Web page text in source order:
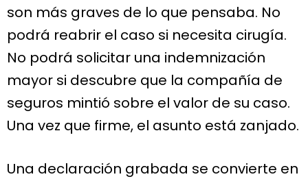
son más graves de lo que pensaba. No
podrá reabrir el caso si necesita cirugía.
No podrá solicitar una indemnización
mayor si descubre que la compañía de
seguros mintió sobre el valor de su caso.
Una vez que firme, el asunto está zanjado.
Una declaración grabada se convierte en